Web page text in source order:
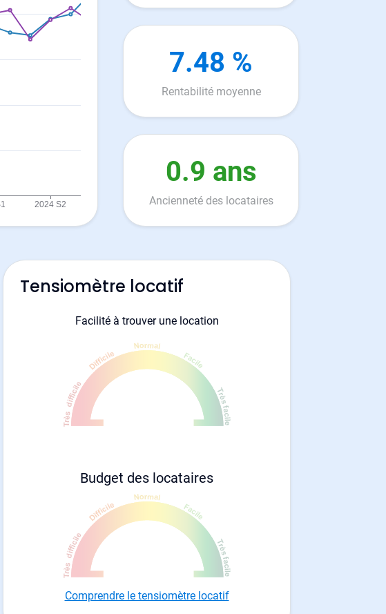
7.48 %
Rentabilité moyenne
0.9 ans
Ancienneté des locataires
Tensiomètre locatif
Facilité à trouver une location
Budget des locataires
Comprendre le tensiomètre locatif